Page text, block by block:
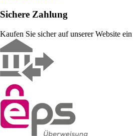
Sichere Zahlung
Kaufen Sie sicher auf unserer Website ein